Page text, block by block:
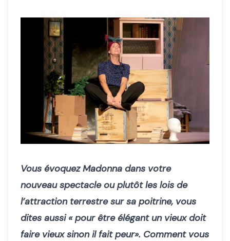
Vous évoquez Madonna dans votre
nouveau spectacle ou plutôt les lois de
l’attraction terrestre sur sa poitrine, vous
dites aussi « pour être élégant un vieux doit
faire vieux sinon il fait peur». Comment vous